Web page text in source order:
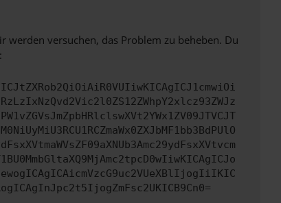
versuchen, das Problem zu beheben. Du